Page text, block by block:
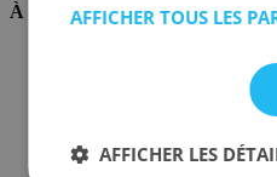
À propos de nous
Conditions générales
Mentions légales
AFFICHER TOUS LES
AFFICHER LES